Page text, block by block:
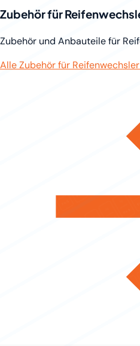
Zubehör für
Zubehör und Anbauteile für
Alle Zubehör für